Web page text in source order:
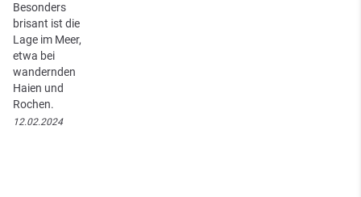
Besonders
brisant ist die
Lage im Meer,
etwa bei
wandernden
Haien und
Rochen.
12.02.2024